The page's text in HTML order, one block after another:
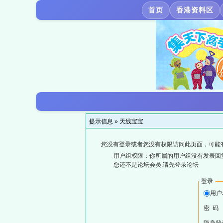
首页 香港资料区
提示信息 » 天线宝宝
您没有登录或者您没有权限访问此页面，可能
用户组权限：你所属的用户组没有发表回
您还不是论坛会员,请先登录论坛
登录
用
密 码